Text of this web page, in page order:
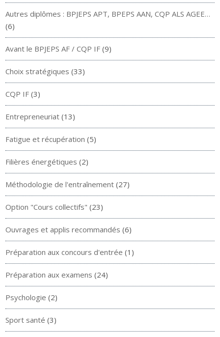
Autres diplômes : BPJEPS APT, BPEPS AAN, CQP ALS AGEE…
(6)
Avant le BPJEPS AF / CQP IF (9)
Choix stratégiques (33)
CQP IF (3)
Entrepreneuriat (13)
Fatigue et récupération (5)
Filières énergétiques (2)
Méthodologie de l'entraînement (27)
Option "Cours collectifs" (23)
Ouvrages et applis recommandés (6)
Préparation aux concours d'entrée (1)
Préparation aux examens (24)
Psychologie (2)
Sport santé (3)